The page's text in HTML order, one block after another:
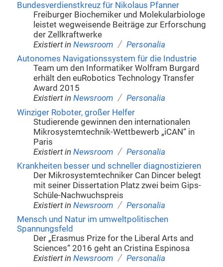
Bundesverdienstkreuz für Nikolaus Pfanner
Freiburger Biochemiker und Molekularbiologe
leistet wegweisende Beiträge zur Erforschung
der Zellkraftwerke
Existiert in Newsroom / Personalia
Autonomes Navigationssystem für die Industrie
Team um den Informatiker Wolfram Burgard
erhält den euRobotics Technology Transfer
Award 2015
Existiert in Newsroom / Personalia
Winziger Roboter, großer Helfer
Studierende gewinnen den internationalen
Mikrosystemtechnik-Wettbewerb „iCAN“ in
Paris
Existiert in Newsroom / Personalia
Krankheiten besser und schneller diagnostizieren
Der Mikrosystemtechniker Can Dincer belegt
mit seiner Dissertation Platz zwei beim Gips-
Schüle-Nachwuchspreis
Existiert in Newsroom / Personalia
Mensch und Natur im umweltpolitischen
Spannungsfeld
Der „Erasmus Prize for the Liberal Arts and
Sciences“ 2016 geht an Cristina Espinosa
Existiert in Newsroom / Personalia